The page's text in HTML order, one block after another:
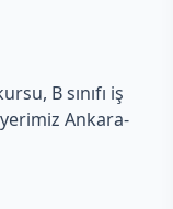
B sınıfı iş
Ankara-